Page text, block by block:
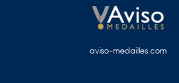
aviso-medailles.com